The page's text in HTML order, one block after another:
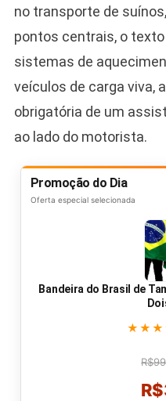
no transporte de
pontos centrais, o
sistemas de
veículos de carga viva,
obrigatória de um
ao lado do motorista.
Promoção do Dia
Oferta especial selecionada
Bandeira do Brasil de